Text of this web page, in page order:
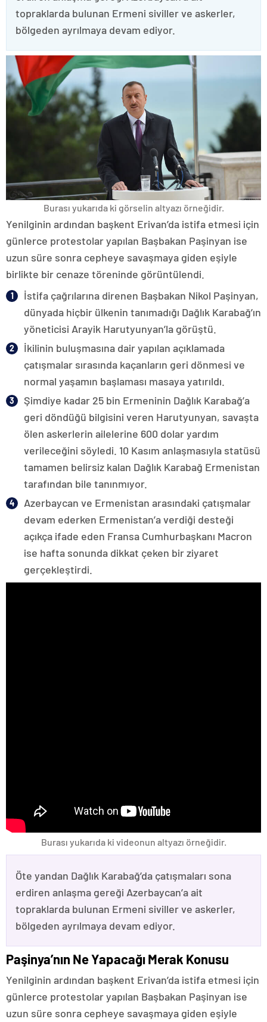
topraklarda bulunan Ermeni siviller ve askerler,
bölgeden ayrılmaya devam ediyor.
Burası yukarıda ki görselin altyazı örneğidir.
Yenilginin ardından başkent Erivan’da istifa etmesi için
günlerce protestolar yapılan Başbakan Paşinyan ise
uzun süre sonra cepheye savaşmaya giden eşiyle
birlikte bir cenaze töreninde görüntülendi.
İstifa çağrılarına direnen Başbakan Nikol Paşinyan,
dünyada hiçbir ülkenin tanımadığı Dağlık Karabağ’ın
yöneticisi Arayik Harutyunyan’la görüştü.
İkilinin buluşmasına dair yapılan açıklamada
çatışmalar sırasında kaçanların geri dönmesi ve
normal yaşamın başlaması masaya yatırıldı.
Şimdiye kadar 25 bin Ermeninin Dağlık Karabağ’a
geri döndüğü bilgisini veren Harutyunyan, savaşta
ölen askerlerin ailelerine 600 dolar yardım
verileceğini söyledi. 10 Kasım anlaşmasıyla statüsü
tamamen belirsiz kalan Dağlık Karabağ Ermenistan
tarafından bile tanınmıyor.
Azerbaycan ve Ermenistan arasındaki çatışmalar
devam ederken Ermenistan’a verdiği desteği
açıkça ifade eden Fransa Cumhurbaşkanı Macron
ise hafta sonunda dikkat çeken bir ziyaret
gerçekleştirdi.
Burası yukarıda ki videonun altyazı örneğidir.
Öte yandan Dağlık Karabağ’da çatışmaları sona
erdiren anlaşma gereği Azerbaycan’a ait
topraklarda bulunan Ermeni siviller ve askerler,
bölgeden ayrılmaya devam ediyor.
Paşinya’nın Ne Yapacağı Merak Konusu
Yenilginin ardından başkent Erivan’da istifa etmesi için
günlerce protestolar yapılan Başbakan Paşinyan ise
uzun süre sonra cepheye savaşmaya giden eşiyle